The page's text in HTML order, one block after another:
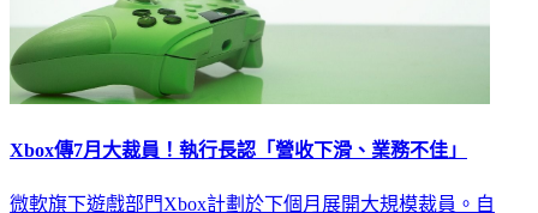
Xbox傳7月大裁員！執行長認「營收下滑、業務不佳」
微軟旗下遊戲部門Xbox計劃於下個月展開大規模裁員。自